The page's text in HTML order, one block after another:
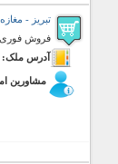
تبریز - مغازه جنوبی
فروش فوری
آدرس ملک:
مشاورین